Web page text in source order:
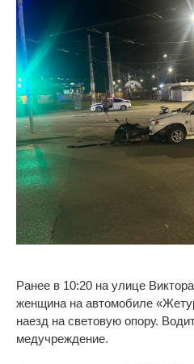
Ранее в 10:20 на улице
женщина на автомобиле
наезд на световую опору.
медучреждение.